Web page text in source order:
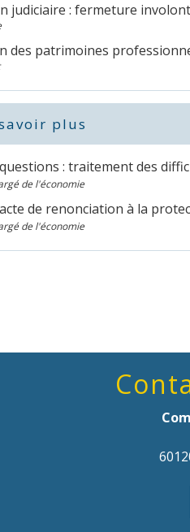
judiciaire : fermeture
des patrimoines
plus
: traitement des
de l'économie
de renonciation à la
de l'économie